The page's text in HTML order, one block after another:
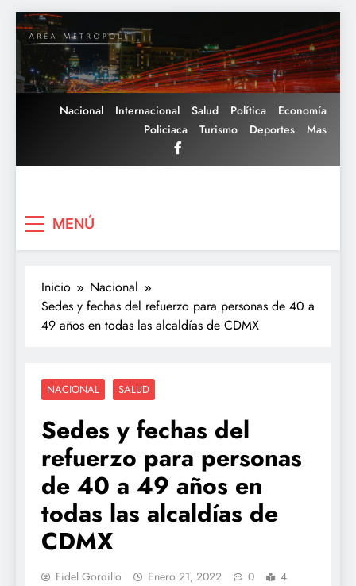
Saltar
al
contenido
Nacional Internacional Salud Política
Economía
Policiaca
Turismo Deportes Mas
MENÚ
Inicio
Nacional
Sedes y fechas del refuerzo para personas de 40 a
49 años en todas las alcaldías de CDMX
NACIONAL SALUD
Sedes y fechas del
refuerzo para personas
de 40 a 49 años en
todas las alcaldías de
CDMX
Fidel Gordillo Enero 21, 2022 0
4